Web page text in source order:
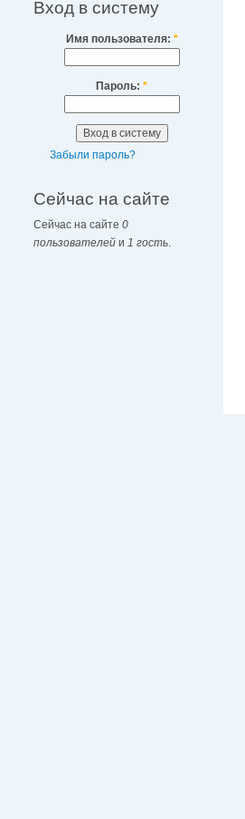
Вход в систему
Имя пользователя: *
Пароль: *
Забыли пароль?
Сейчас на сайте
Сейчас на сайте 0
пользователей и 1 гость